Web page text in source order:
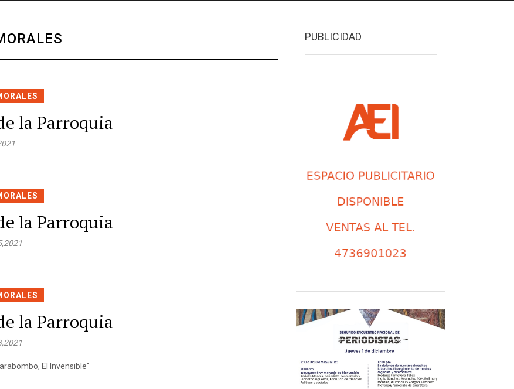
la Parroquia
la Parroquia
la Parroquia
El Invensible"
PUBLICIDAD